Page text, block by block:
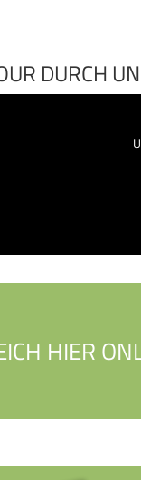
DURCH
HIER